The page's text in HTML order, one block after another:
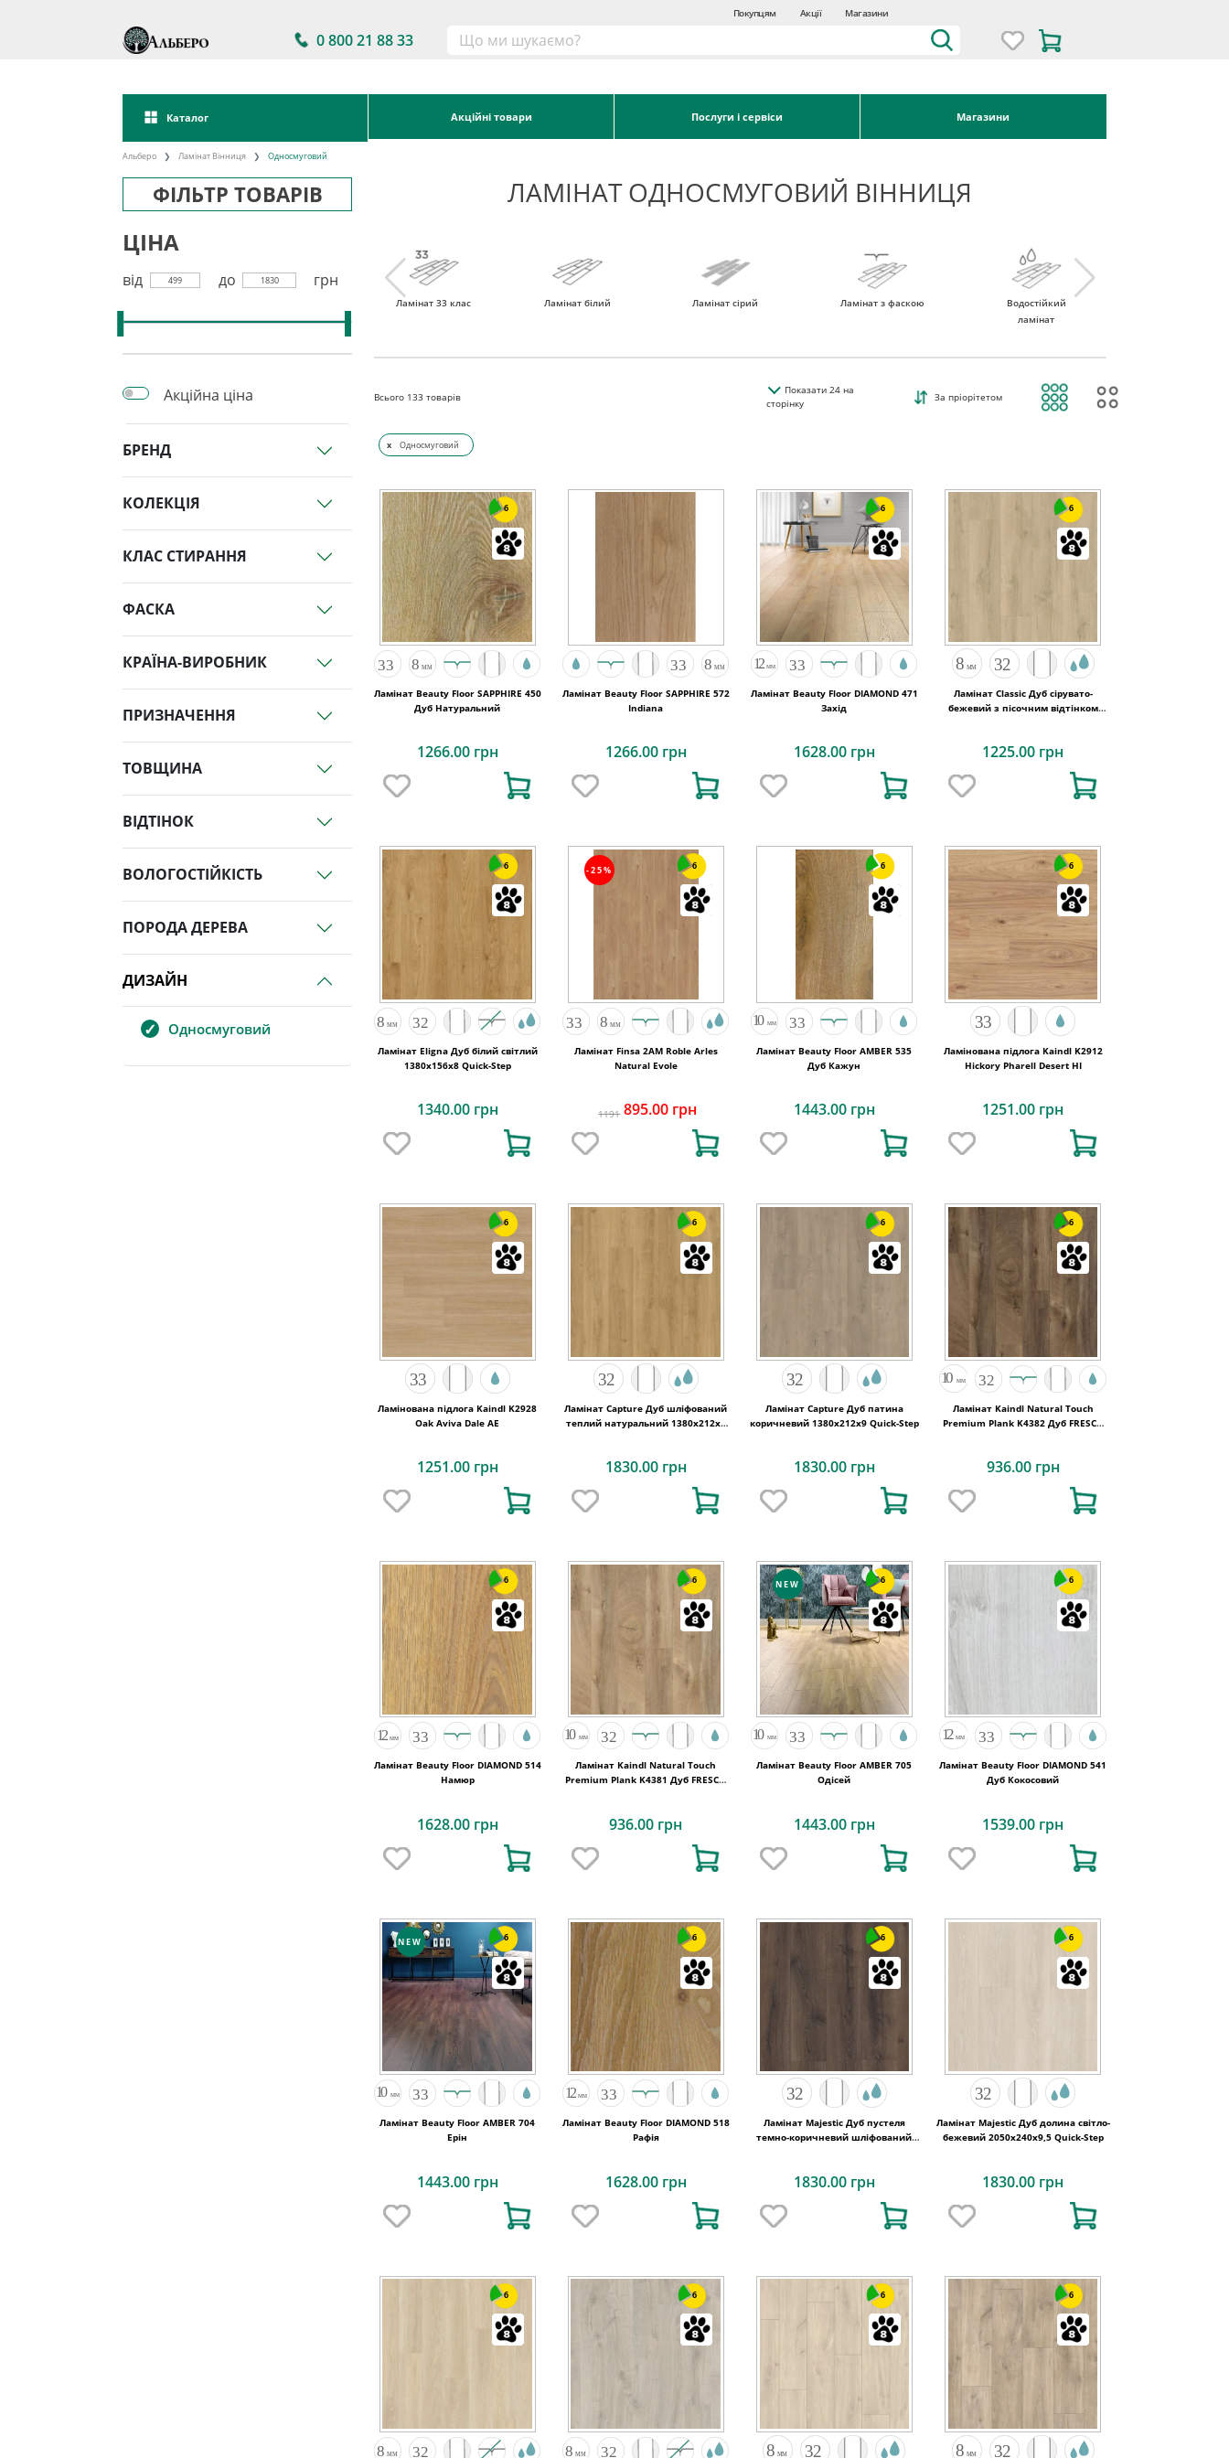
Покупцям Акції Магазини
0 800 21 88 33
Каталог Акційні товари Послуги і сервіси Магазини
Альберо Ламінат Вінниця Односмуговий
ФІЛЬТР ТОВАРІВ ЛАМІНАТ ОДНОСМУГОВИЙ ВІННИЦЯ
ЦІНА
від 499 до 1830 грн
Акційна ціна
БРЕНД
КОЛЕКЦІЯ
КЛАС СТИРАННЯ
ФАСКА
КРАЇНА-ВИРОБНИК
ПРИЗНАЧЕННЯ
ТОВЩИНА
ВІДТІНОК
ВОЛОГОСТІЙКІСТЬ
ПОРОДА ДЕРЕВА
ДИЗАЙН
Односмуговий
Ламінат 33 клас Ламінат білий Ламінат сірий Ламінат з фаскою
Водостійкий
ламінат
Всього 133 товарів
Показати24на
сторінку
За пріорітетом
x Односмуговий
6
Ламінат Beauty Floor SAPPHIRE 450
Дуб Натуральний
1266.00 грн
Ламінат Beauty Floor SAPPHIRE 572
Indiana
1266.00 грн
6
Ламінат Beauty Floor DIAMOND 471
Захід
1628.00 грн
6
Ламінат Classic Дуб сірувато-
бежевий з пісочним відтінком
1225.00 грн
6
Ламінат Eligna Дуб білий світлий
1380х156x8 Quick-Step
1340.00 грн
-25% 6
Ламінат Finsa 2AM Roble Arles
Natural Evole
1191 895.00 грн
6
Ламінат Beauty Floor AMBER 535
Дуб Кажун
1443.00 грн
6
Ламінована підлога Kaindl K2912
Hickory Pharell Desert HI
1251.00 грн
6
Ламінована підлога Kaindl K2928
Oak Aviva Dale AE
1251.00 грн
6
Ламінат Capture Дуб шліфований
теплий натуральний 1380х212x9
1830.00 грн
6
Ламінат Capture Дуб патина
коричневий 1380х212x9 Quick-Step
1830.00 грн
6
Ламінат Kaindl Natural Touch
Premium Plank K4382 Дуб FRESCO
936.00 грн
6
Ламінат Beauty Floor DIAMOND 514
Намюр
1628.00 грн
6
Ламінат Kaindl Natural Touch
Premium Plank K4381 Дуб FRESCO
936.00 грн
NEW 6
Ламінат Beauty Floor AMBER 705
Одісей
1443.00 грн
6
Ламінат Beauty Floor DIAMOND 541
Дуб Кокосовий
1539.00 грн
NEW 6
Ламінат Beauty Floor AMBER 704
Ерін
1443.00 грн
6
Ламінат Beauty Floor DIAMOND 518
Рафія
1628.00 грн
6
Ламінат Majestic Дуб пустеля
темно-коричневий шліфований
1830.00 грн
6
Ламінат Majestic Дуб долина світло-
бежевий 2050х240x9,5 Quick-Step
1830.00 грн
6 6 6 6